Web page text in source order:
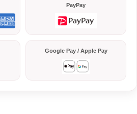
PayPay
Google Pay / Apple Pay